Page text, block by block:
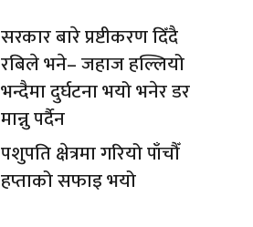
सरकार बारे प्रष्टीकरण दिँदै
रबिले भने– जहाज हल्लियो
भन्दैमा दुर्घटना भयो भनेर डर
मान्नु पर्दैन
पशुपति क्षेत्रमा गरियो पाँचौँ
हप्ताको सफाइ भयो